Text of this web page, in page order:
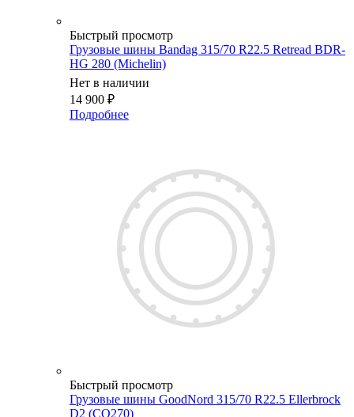
Быстрый просмотр
Грузовые шины Bandag 315/70 R22.5 Retread BDR-
HG 280 (Michelin)
Нет в наличии
14 900 ₽
Подробнее
Быстрый просмотр
Грузовые шины GoodNord 315/70 R22.5 Ellerbrock
D2 (CO270)